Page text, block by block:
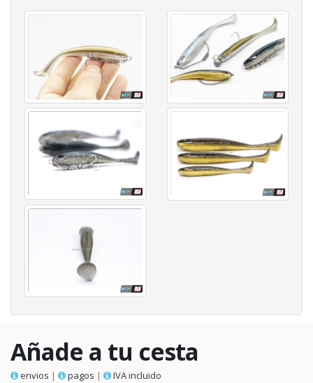
Añade a tu cesta
envios | pagos | IVA incluido